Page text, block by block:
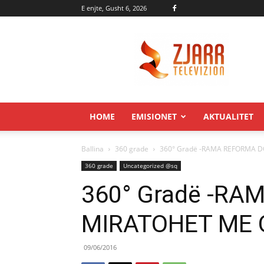
E enjte, Gusht 6, 2026
HOME EMISIONET AKTUALITET
Ballina 360 grade 360° Gradë -RAMA REFORMA
360 grade Uncategorized @sq
360° Gradë -
MIRATOHET ME
09/06/2016